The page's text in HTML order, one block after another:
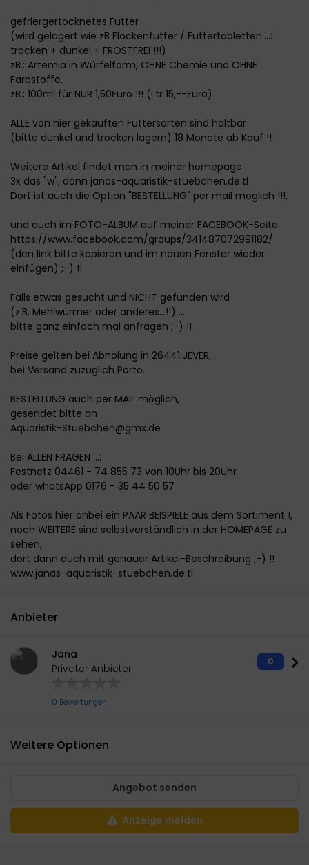
gefriergertocknetes Futter
(wird gelagert wie zB Flockenfutter / Futtertabletten....:
trocken + dunkel + FROSTFREI !!!)
zB.: Artemia in Würfelform, OHNE Chemie und OHNE
Farbstoffe,
zB.: 100ml für NUR 1,50Euro !!! (Ltr 15,--Euro)
ALLE von hier gekauften Futtersorten sind haltbar
(bitte dunkel und trocken lagern) 18 Monate ab Kauf !!
Weitere Artikel findet man in meiner homepage
3x das "w", dann janas-aquaristik-stuebchen.de.tl
Dort ist auch die Option "BESTELLUNG" per mail möglich !!!,
und auch im FOTO-ALBUM auf meiner FACEBOOK-Seite
https://www.facebook.com/groups/341487072991182/
(den link bitte kopieren und im neuen Fenster wieder
einfügen) ;-) !!
Falls etwas gesucht und NICHT gefunden wird
(z.B. Mehlwürmer oder anderes...!!) ...:
bitte ganz einfach mal anfragen ;-) !!
Preise gelten bei Abholung in 26441 JEVER,
bei Versand zuzüglich Porto.
BESTELLUNG auch per MAIL möglich,
gesendet bitte an
Aquaristik-Stuebchen@gmx.de
Bei ALLEN FRAGEN ...:
Festnetz 04461 - 74 855 73 von 10Uhr bis 20Uhr
oder whatsApp 0176 - 35 44 50 57
Als Fotos hier anbei ein PAAR BEISPIELE aus dem Sortiment !,
noch WEITERE sind selbstverständlich in der HOMEPAGE zu
sehen,
dort dann auch mit genauer Artikel-Beschreibung ;-) !!
www.janas-aquaristik-stuebchen.de.tl
Anbieter
Jana
Privater Anbieter
0 Bewertungen
0
Weitere Optionen
Angebot senden
Anzeige melden